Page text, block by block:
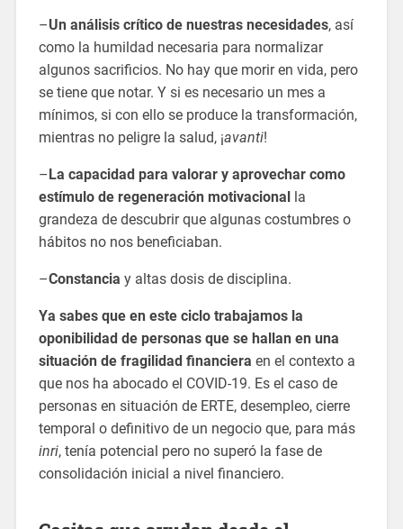
–Un análisis crítico de nuestras necesidades, así
como la humildad necesaria para normalizar
algunos sacrificios. No hay que morir en vida, pero
se tiene que notar. Y si es necesario un mes a
mínimos, si con ello se produce la transformación,
mientras no peligre la salud, ¡avanti!
–La capacidad para valorar y aprovechar como
estímulo de regeneración motivacionalla
grandeza de descubrir que algunas costumbres o
hábitos no nos beneficiaban.
–Constancia y altas dosis de disciplina.
Ya sabes que en este ciclo trabajamos la
oponibilidad de personas que se hallan en una
situación de fragilidad financiera en el contexto a
que nos ha abocado el COVID-19. Es el caso de
personas en situación de ERTE, desempleo, cierre
temporal o definitivo de un negocio que, para más
inri, tenía potencial pero no superó la fase de
consolidación inicial a nivel financiero.